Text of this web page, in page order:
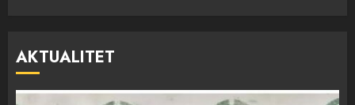
AKTUALITET